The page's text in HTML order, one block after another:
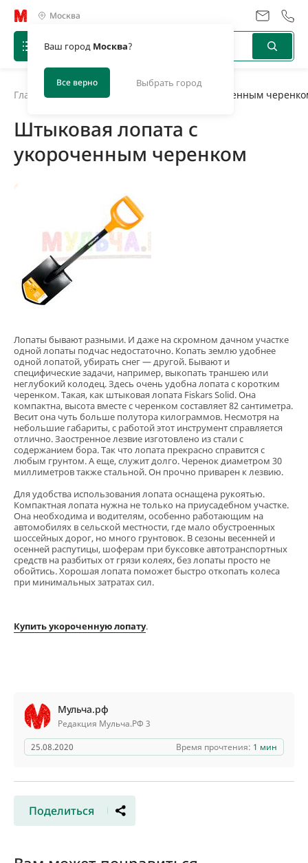
Москва
Ваш город Москва?
Все верно Выбрать город
Главная Штыковая лопата с укороченным
Штыковая лопата с
укороченным черенком
Лопаты бывают разными. И даже на скромном дачном участке
одной лопаты подчас недостаточно. Копать землю удобнее
одной лопатой, убирать снег — другой. Бывают и
специфические задачи, например, выкопать траншею или
неглубокий колодец. Здесь очень удобна лопата с коротким
черенком. Такая, как штыковая лопата Fiskars Solid. Она
компактна, высота вместе с черенком составляет 82 сантиметра.
Весит она чуть больше полутора килограммов. Несмотря на
небольшие габариты, с работой этот инструмент справляется
отлично. Заостренное лезвие изготовлено из стали с
содержанием бора. Так что лопата прекрасно справится с
любым грунтом. А еще, служит долго. Черенок диаметром 30
миллиметров также стальной. Он прочно приварен к лезвию.
Для удобства использования лопата оснащена рукоятью.
Компактная лопата нужна не только на приусадебном участке.
Она необходима и водителям, особенно работающим на
автомобилях в сельской местности, где мало обустроенных
шоссейных дорог, но много грунтовок. В сезоны весенней и
осенней распутицы, шоферам при буксовке автотранспортных
средств на разбитых от грязи колеях, без лопаты просто не
обойтись. Хорошая лопата поможет быстро откопать колеса
при минимальных затратах сил.
Купить укороченную лопату.
Мульча.рф
Редакция Мульча.РФ 3
25.08.2020
Время прочтения: 1 мин
Поделиться